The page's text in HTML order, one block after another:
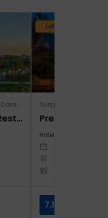
Egipt / Marsa El Alam / Madinat Coraya
Jaz Grand Marsa (ex Resta Grand Resort)
Lato 2026
Turcja / Riwiera
Prestige
Hotel:
Warszawa -
7.1